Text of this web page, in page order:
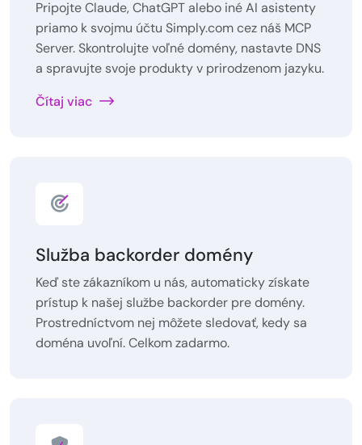
Pripojte Claude, ChatGPT alebo iné AI asistenty
priamo k svojmu účtu Simply.com cez náš MCP
Server. Skontrolujte voľné domény, nastavte DNS
a spravujte svoje produkty v prirodzenom jazyku.
Čítaj viac
Služba backorder domény
Keď ste zákazníkom u nás, automaticky získate
prístup k našej službe backorder pre domény.
Prostredníctvom nej môžete sledovať, kedy sa
doména uvoľní. Celkom zadarmo.